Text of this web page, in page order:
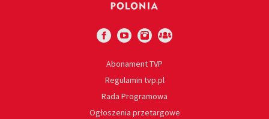
Abonament TVP
Regulamin tvp.pl
Rada Programowa
Ogłoszenia przetargowe